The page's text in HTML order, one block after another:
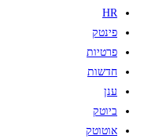
HR
פינטק
פרטיות
חדשות
ענן
ביוטק
אוטוטק